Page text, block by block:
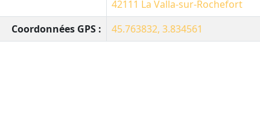
42111 La Valla-sur-Rochefort
Coordonnées GPS :
45.763832, 3.834561